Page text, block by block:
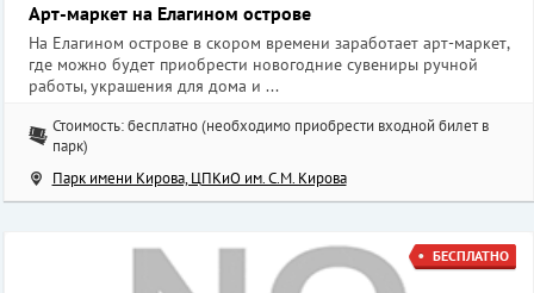
Арт-маркет на Елагином острове
На Елагином острове в скором времени заработает арт-маркет,
где можно будет приобрести новогодние сувениры ручной
работы, украшения для дома и ...
Стоимость: бесплатно (необходимо приобрести входной билет в
парк)
Парк имени Кирова, ЦПКиО им. С.М. Кирова
БЕСПЛАТНО